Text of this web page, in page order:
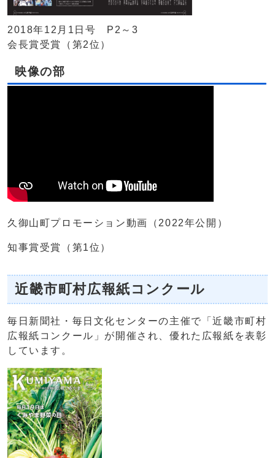
2018年12月1日号 P2～3
会長賞受賞（第2位）
映像の部
久御山町プロモーション動画（2022年公開）
知事賞受賞（第1位）
近畿市町村広報紙コンクール
毎日新聞社・毎日文化センターの主催で「近畿市町村
広報紙コンクール」が開催され、優れた広報紙を表彰
しています。